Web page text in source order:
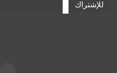
للإشتراك